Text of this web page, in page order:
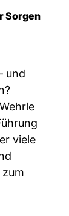
Sorgen
und
viele